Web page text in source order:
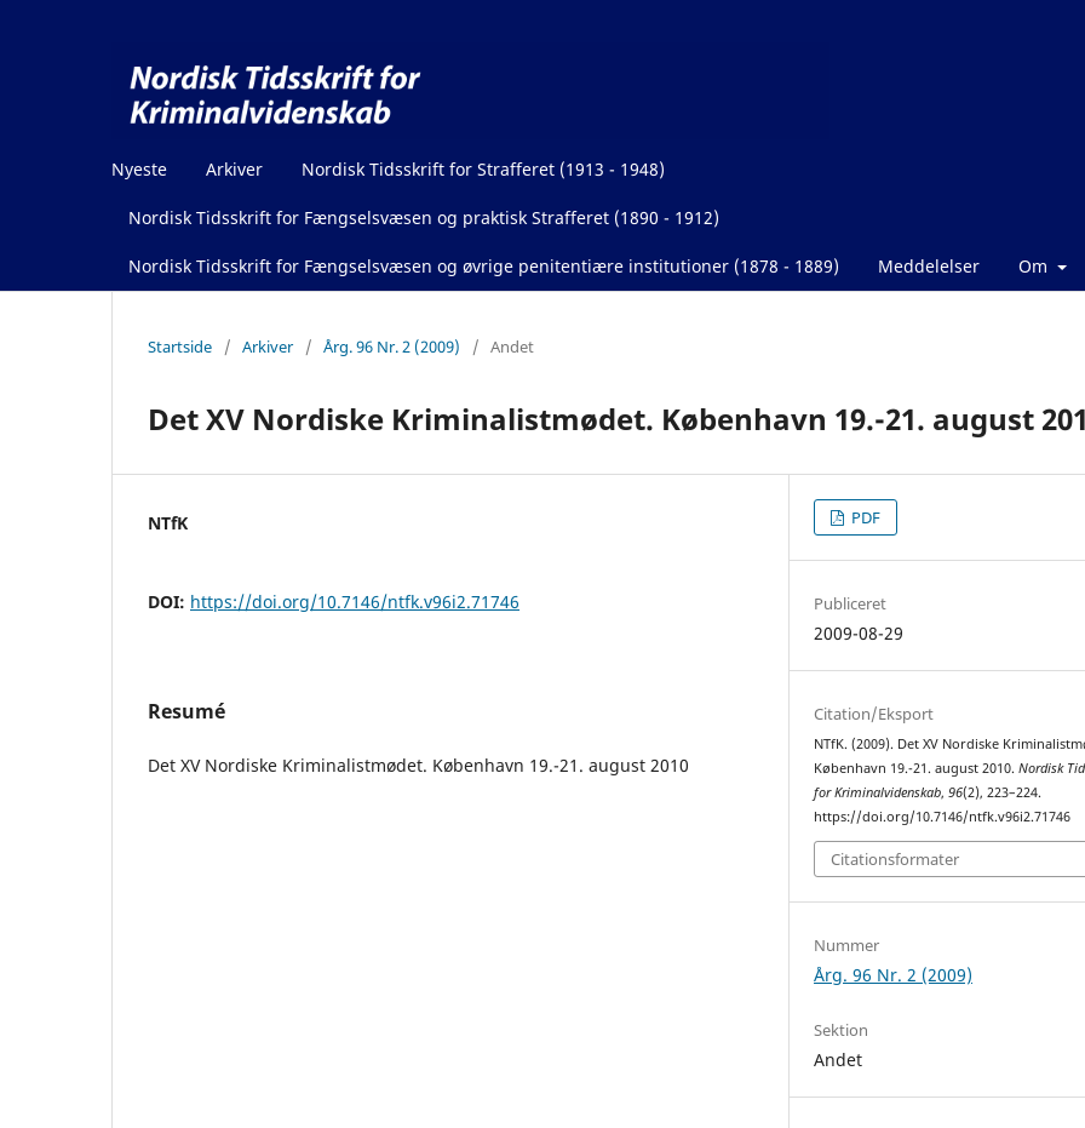
Nyeste Arkiver Nordisk Tidsskrift for Strafferet (1913 - 1948)
Nordisk Tidsskrift for Fængselsvæsen og praktisk Strafferet (1890 - 1912)
Nordisk Tidsskrift for Fængselsvæsen og øvrige penitentiære institutioner (1878 - 1889) Meddelelser Om
Startside / Arkiver / Årg. 96 Nr. 2 (2009) / Andet
Det XV Nordiske Kriminalistmødet. København 19.-21. august
NTfK
DOI: https://doi.org/10.7146/ntfk.v96i2.71746
Resumé
Det XV Nordiske Kriminalistmødet. København 19.-21. august 2010
PDF
Publiceret
2009-08-29
Citation/Eksport
NTfK. (2009). Det XV Nordiske
København 19.-21. august 2010.Nordisk
for Kriminalvidenskab,96(2), 223–224.
https://doi.org/10.7146/ntfk.v96i2.71746
Citationsformater
Nummer
Årg. 96 Nr. 2 (2009)
Sektion
Andet